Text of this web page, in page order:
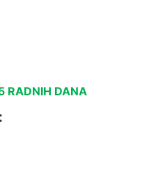
RADNIH DANA